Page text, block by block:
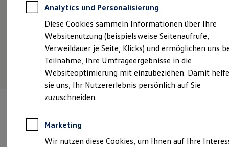
Kfz-Versicherung
Restschuldversicherungen
Garantien
Wartungsverträge
Geschäftskunden
Professional Class bei Volkswagen
Großkunden
Behörden
Direktkunden
Sonderfahrzeuge
Anpfiff zum Gewinn
Elektroautos
ID. Tutorials
Elektrofahrzeugkonzepte
Details ansehen
Verantwortlich für die Inhalte auf dieser Seite ist die Eskildsen
Analytics und Personalisierung
Diese Cookies sammeln Informationen über Ihre
Websitenutzung (beispielsweise Seitenaufrufe,
Verweildauer je Seite, Klicks) und ermöglichen uns
Teilnahme, Ihre Umfrageergebnisse in die
Websiteoptimierung mit einzubeziehen. Damit
sie uns, Ihr Nutzererlebnis persönlich auf Sie
zuzuschneiden.
Marketing
Wir nutzen diese Cookies, um Ihnen auf Ihre